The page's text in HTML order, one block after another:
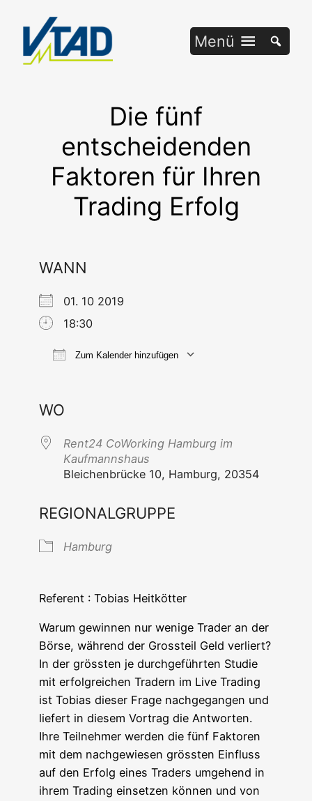
springen
Menü
Die fünf
entscheidenden
Faktoren für Ihren
Trading Erfolg
WANN
01. 10 2019
18:30
Zum Kalender hinzufügen
WO
Rent24 CoWor­king Ham­burg im
Kaufmannshaus
Blei­chen­brü­cke 10, Ham­burg, 20354
REGIONALGRUPPE
Ham­burg
Refe­rent : Tobi­as Heitkötter
War­um gewin­nen nur weni­ge Trader an der
Bör­se, wäh­rend der Gross­teil Geld ver­liert?
In der gröss­ten je durch­ge­führ­ten Stu­die
mit erfolg­rei­chen Tradern im Live Tra­ding
ist Tobi­as die­ser Fra­ge nach­ge­gan­gen und
lie­fert in die­sem Vor­trag die Ant­wor­ten.
Ihre Teil­neh­mer wer­den die fünf Fak­to­ren
mit dem nach­ge­wie­sen gröss­ten Ein­fluss
auf den Erfolg eines Trad­ers umge­hend in
ihrem Tra­ding ein­set­zen kön­nen und von